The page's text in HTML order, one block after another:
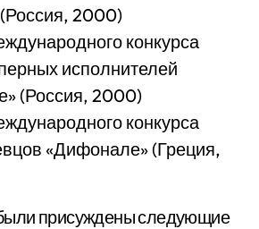
2000)
конкурса
исполнителей
(Россия, 2000)
конкурса
«Дифонале» (Греция,
присуждены следующие